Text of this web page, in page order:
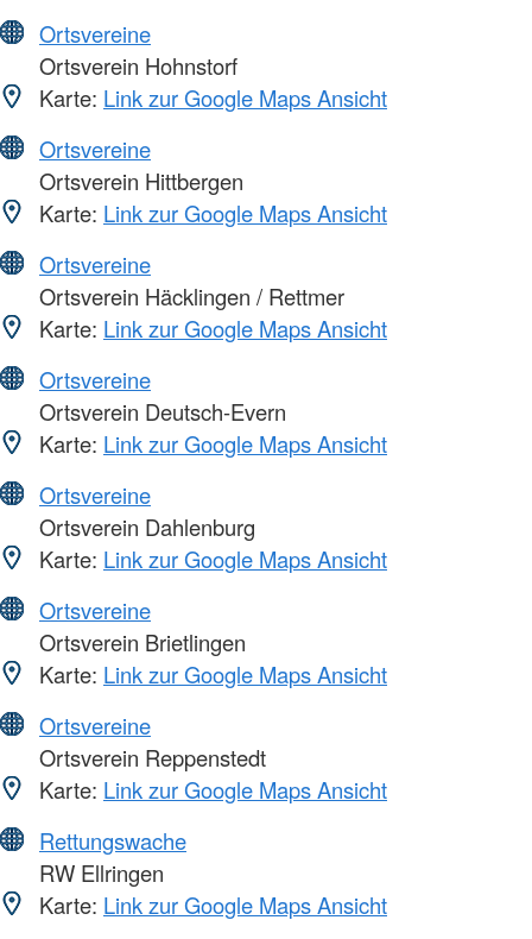
Ortsvereine
Ortsverein Hohnstorf
Karte: Link zur Google Maps Ansicht
Ortsvereine
Ortsverein Hittbergen
Karte: Link zur Google Maps Ansicht
Ortsvereine
Ortsverein Häcklingen / Rettmer
Karte: Link zur Google Maps Ansicht
Ortsvereine
Ortsverein Deutsch-Evern
Karte: Link zur Google Maps Ansicht
Ortsvereine
Ortsverein Dahlenburg
Karte: Link zur Google Maps Ansicht
Ortsvereine
Ortsverein Brietlingen
Karte: Link zur Google Maps Ansicht
Ortsvereine
Ortsverein Reppenstedt
Karte: Link zur Google Maps Ansicht
Rettungswache
RW Ellringen
Karte: Link zur Google Maps Ansicht